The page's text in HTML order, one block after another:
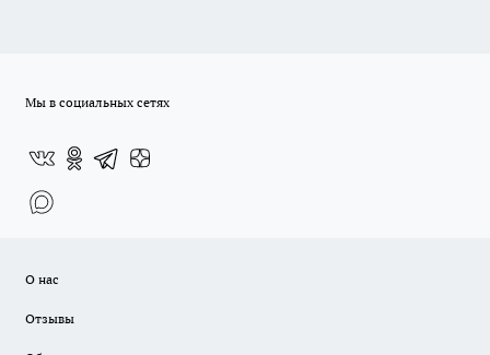
Мы в социальных сетях
О нас
Отзывы